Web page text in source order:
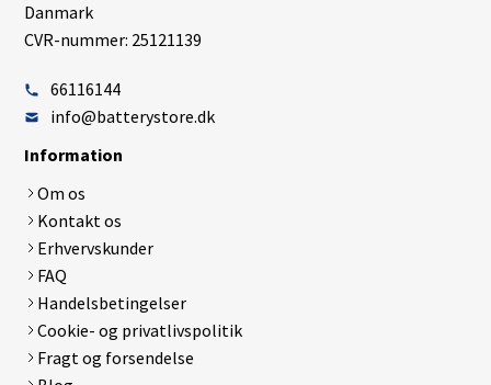
Danmark
CVR-nummer: 25121139
66116144
info@batterystore.dk
Information
Om os
Kontakt os
Erhvervskunder
FAQ
Handelsbetingelser
Cookie- og privatlivspolitik
Fragt og forsendelse